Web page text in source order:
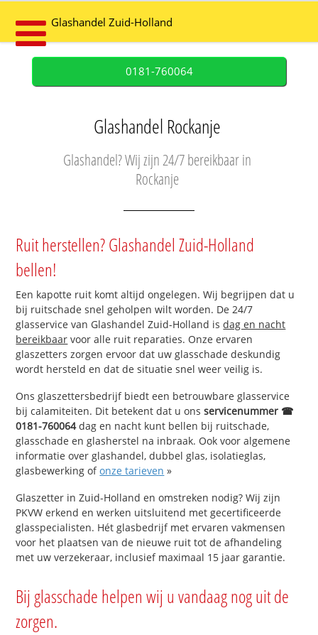
Glashandel Zuid-Holland
0181-760064
Glashandel Rockanje
Glashandel? Wij zijn 24/7 bereikbaar in
Rockanje
Ruit herstellen? Glashandel Zuid-Holland
bellen!
Een kapotte ruit komt altijd ongelegen. Wij begrijpen dat u
bij ruitschade snel geholpen wilt worden. De 24/7
glasservice van Glashandel Zuid-Holland isdag en nacht
bereikbaar voor alle ruit reparaties. Onze ervaren
glaszetters zorgen ervoor dat uw glasschade deskundig
wordt hersteld en dat de situatie snel weer veilig is.
Ons glaszettersbedrijf biedt een betrouwbare glasservice
bij calamiteiten. Dit betekent dat u onsservicenummer ☎
0181-760064dag en nacht kunt bellen bij ruitschade,
glasschade en glasherstel na inbraak. Ook voor algemene
informatie over glashandel, dubbel glas, isolatieglas,
glasbewerking ofonze tarieven »
Glaszetter in Zuid-Holland en omstreken nodig? Wij zijn
PKVW erkend en werken uitsluitend met gecertificeerde
glasspecialisten. Hét glasbedrijf met ervaren vakmensen
voor het plaatsen van de nieuwe ruit tot de afhandeling
met uw verzekeraar, inclusief maximaal 15 jaar garantie.
Bij glasschade helpen wij u vandaag nog uit de
zorgen.